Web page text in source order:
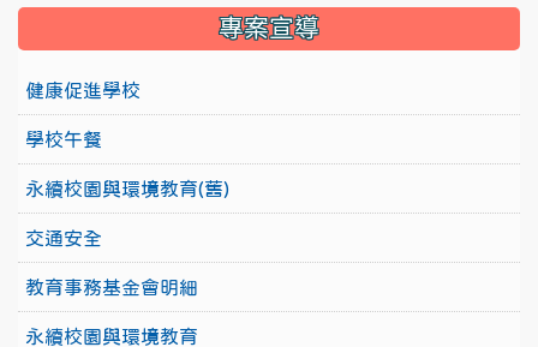
專案宣導
健康促進學校
學校午餐
永續校園與環境教育(舊)
交通安全
教育事務基金會明細
永續校園與環境教育